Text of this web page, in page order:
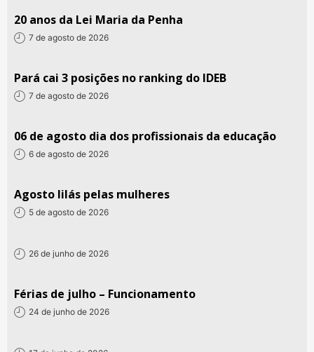
20 anos da Lei Maria da Penha
7 de agosto de 2026
Pará cai 3 posições no ranking do IDEB
7 de agosto de 2026
06 de agosto dia dos profissionais da educação
6 de agosto de 2026
Agosto lilás pelas mulheres
5 de agosto de 2026
26 de junho de 2026
Férias de julho – Funcionamento
24 de junho de 2026